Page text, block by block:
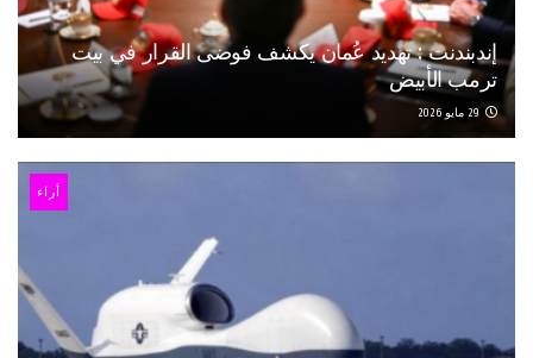
إندبندنت : تهديد عُمان يكشف فوضى القرار في بيت
ترمب الأبيض
أراء